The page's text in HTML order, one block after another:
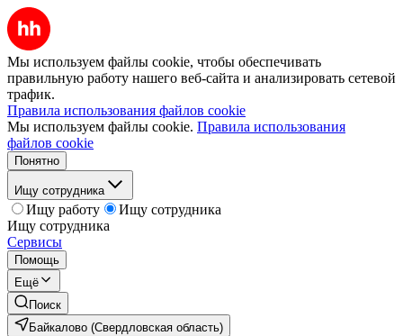
Мы используем файлы cookie, чтобы обеспечивать
правильную работу нашего веб-сайта и анализировать сетевой
трафик.
Правила использования файлов cookie
Мы используем файлы cookie. Правила использования
файлов cookie
Понятно
Ищу сотрудника
Ищу работу
Ищу сотрудника
Ищу сотрудника
Сервисы
Помощь
Ещё
Поиск
Байкалово (Свердловская область)